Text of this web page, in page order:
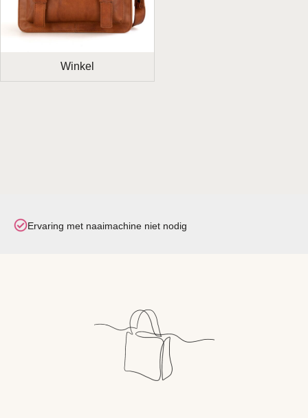
Winkel
Ervaring met naaimachine niet nodig